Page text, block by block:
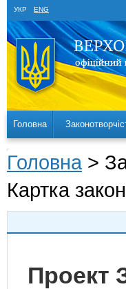
УКР ENG
Головна
Головна >
Картка
Проект